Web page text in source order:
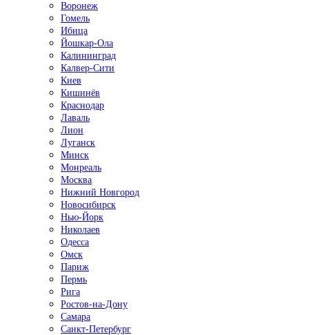
Воронеж
Гомель
Ибица
Йошкар-Ола
Калининград
Калвер-Сити
Киев
Кишинёв
Краснодар
Лаваль
Лион
Луганск
Минск
Монреаль
Москва
Нижний Новгород
Новосибирск
Нью-Йорк
Николаев
Одесса
Омск
Париж
Пермь
Рига
Ростов-на-Дону
Самара
Санкт-Петербург